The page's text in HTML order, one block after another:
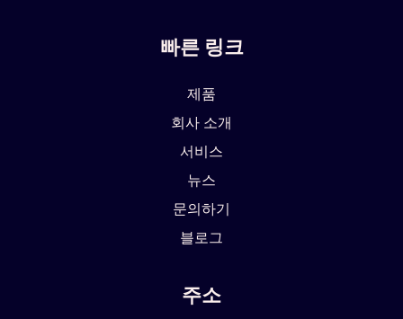
빠른 링크
제품
회사 소개
서비스
뉴스
문의하기
블로그
주소